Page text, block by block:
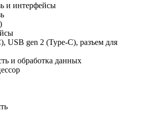
и интерфейсы
USB gen 2 (Type-C), разъем для
и обработка данных